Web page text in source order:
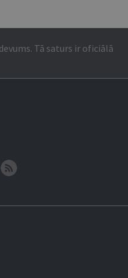
Tā saturs ir oficiālā